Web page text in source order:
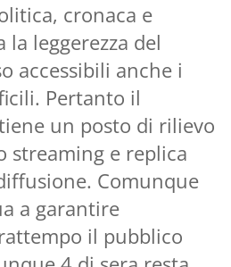
cronaca e
leggerezza del
accessibili anche i
Pertanto il
un posto di rilievo
streaming e replica
Comunque
a garantire
il pubblico